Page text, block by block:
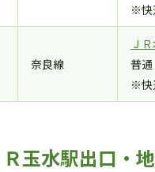
※快
奈良線
Ｊ
普
※快
Ｒ玉水駅出口・